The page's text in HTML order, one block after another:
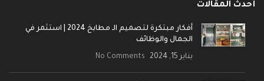
أحدث المقالات
أفكار مبتكرة لتصميم الـ مطابخ 2024 | استثمر في
الجمال والوظائف
يناير 15, 2024 No Comments